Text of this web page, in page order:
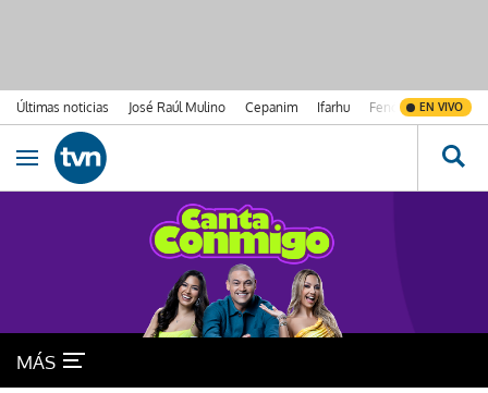
Últimas noticias José Raúl Mulino Cepanim Ifarhu Fenómeno de El
EN VIVO
Ir al contenido
Obrir navegació
MÁS